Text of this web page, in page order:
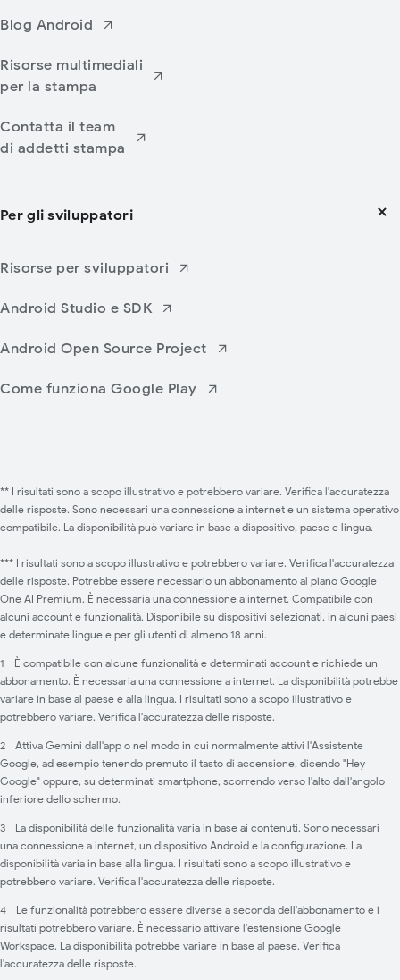
Blog Android
Risorse multimediali
per la stampa
Contatta il team
di addetti stampa
Per gli sviluppatori
Risorse per sviluppatori
Android Studio e SDK
Android Open Source Project
Come funziona Google Play
** I risultati sono a scopo illustrativo e potrebbero variare. Verifica l'accuratezza
delle risposte. Sono necessari una connessione a internet e un sistema operativo
compatibile. La disponibilità può variare in base a dispositivo, paese e lingua.
*** I risultati sono a scopo illustrativo e potrebbero variare. Verifica l'accuratezza
delle risposte. Potrebbe essere necessario un abbonamento al piano Google
One AI Premium. È necessaria una connessione a internet. Compatibile con
alcuni account e funzionalità. Disponibile su dispositivi selezionati, in alcuni paesi
e determinate lingue e per gli utenti di almeno 18 anni.
1
È compatibile con alcune funzionalità e determinati account e richiede un
abbonamento. È necessaria una connessione a internet. La disponibilità potrebbe
variare in base al paese e alla lingua. I risultati sono a scopo illustrativo e
potrebbero variare. Verifica l'accuratezza delle risposte.
2
Attiva Gemini dall'app o nel modo in cui normalmente attivi l'Assistente
Google, ad esempio tenendo premuto il tasto di accensione, dicendo "Hey
Google" oppure, su determinati smartphone, scorrendo verso l'alto dall'angolo
inferiore dello schermo.
3
La disponibilità delle funzionalità varia in base ai contenuti. Sono necessari
una connessione a internet, un dispositivo Android e la configurazione. La
disponibilità varia in base alla lingua. I risultati sono a scopo illustrativo e
potrebbero variare. Verifica l'accuratezza delle risposte.
4
Le funzionalità potrebbero essere diverse a seconda dell'abbonamento e i
risultati potrebbero variare. È necessario attivare l'estensione Google
Workspace. La disponibilità potrebbe variare in base al paese. Verifica
l'accuratezza delle risposte.